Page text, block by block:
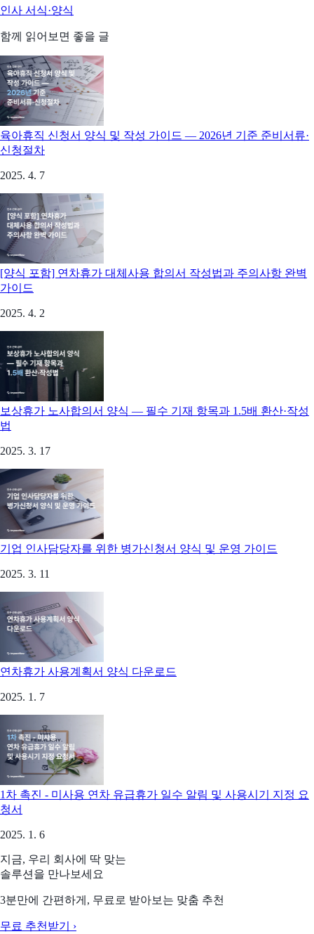
인사 서식·양식
함께 읽어보면 좋을 글
육아휴직 신청서 양식 및 작성 가이드 — 2026년 기준 준비서류·
신청절차
2025. 4. 7
[양식 포함] 연차휴가 대체사용 합의서 작성법과 주의사항 완벽
가이드
2025. 4. 2
보상휴가 노사합의서 양식 — 필수 기재 항목과 1.5배 환산·작성
법
2025. 3. 17
기업 인사담당자를 위한 병가신청서 양식 및 운영 가이드
2025. 3. 11
연차휴가 사용계획서 양식 다운로드
2025. 1. 7
1차 촉진 - 미사용 연차 유급휴가 일수 알림 및 사용시기 지정 요
청서
2025. 1. 6
지금, 우리 회사에 딱 맞는
솔루션을 만나보세요
3분만에 간편하게, 무료로 받아보는 맞춤 추천
무료 추천받기 ›